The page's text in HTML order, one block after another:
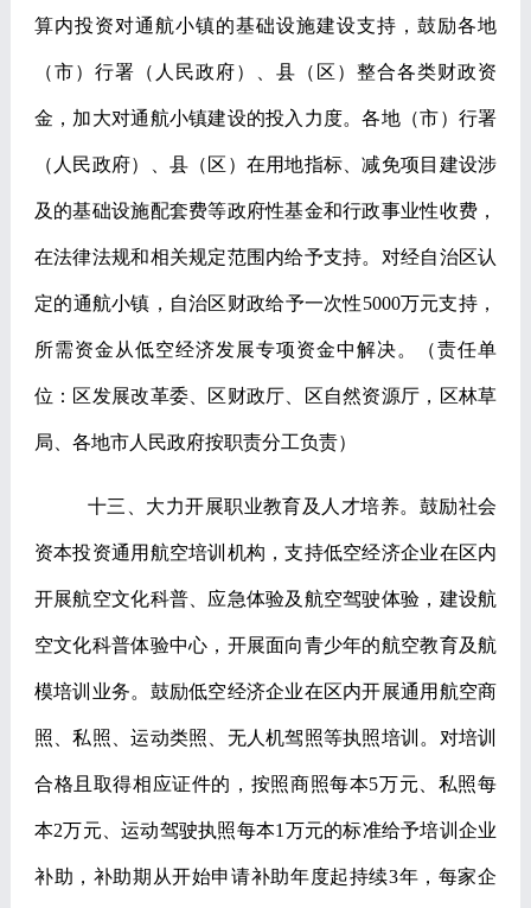
算内投资对通航小镇的基础设施建设支持，鼓励各地
（市）行署（人民政府）、县（区）整合各类财政资
金，加大对通航小镇建设的投入力度。各地（市）行署
（人民政府）、县（区）在用地指标、减免项目建设涉
及的基础设施配套费等政府性基金和行政事业性收费，
在法律法规和相关规定范围内给予支持。对经自治区认
定的通航小镇，自治区财政给予一次性5000万元支持，
所需资金从低空经济发展专项资金中解决。 （责任单
位：区发展改革委、区财政厅、区自然资源厅，区林草
局、各地市人民政府按职责分工负责）
十三、大力开展职业教育及人才培养。 鼓励社会
资本投资通用航空培训机构，支持低空经济企业在区内
开展航空文化科普、应急体验及航空驾驶体验，建设航
空文化科普体验中心，开展面向青少年的航空教育及航
模培训业务。鼓励低空经济企业在区内开展通用航空商
照、私照、运动类照、无人机驾照等执照培训。对培训
合格且取得相应证件的，按照商照每本5万元、私照每
本2万元、运动驾驶执照每本1 万元的标准给予培训企业
补助，补助期从开始申请补助年度起持续3年，每家企